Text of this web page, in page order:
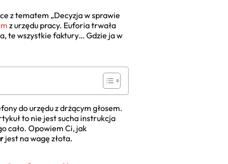
z tematem „Decyzja w sprawie
z urzędu pracy. Euforia trwała
te wszystkie faktury… Gdzie ja w
do urzędu z drżącym głosem.
to nie jest sucha instrukcja
cało. Opowiem Ci, jak
jest na wagę złota.